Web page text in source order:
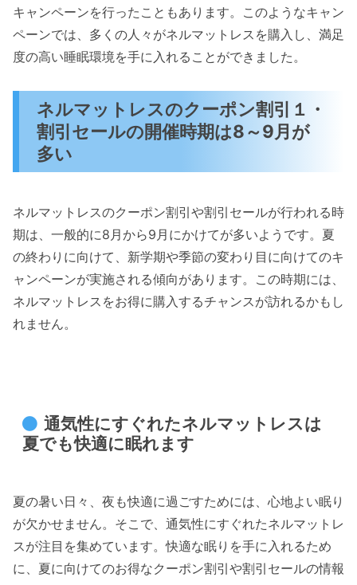
キャンペーンを行ったこともあります。このようなキャン
ペーンでは、多くの人々がネルマットレスを購入し、満足
度の高い睡眠環境を手に入れることができました。
ネルマットレスのクーポン割引１・
割引セールの開催時期は8～9月が
多い
ネルマットレスのクーポン割引や割引セールが行われる時
期は、一般的に8月から9月にかけてが多いようです。夏
の終わりに向けて、新学期や季節の変わり目に向けてのキ
ャンペーンが実施される傾向があります。この時期には、
ネルマットレスをお得に購入するチャンスが訪れるかもし
れません。
通気性にすぐれたネルマットレスは
夏でも快適に眠れます
夏の暑い日々、夜も快適に過ごすためには、心地よい眠り
が欠かせません。そこで、通気性にすぐれたネルマットレ
スが注目を集めています。快適な眠りを手に入れるため
に、夏に向けてのお得なクーポン割引や割引セールの情報